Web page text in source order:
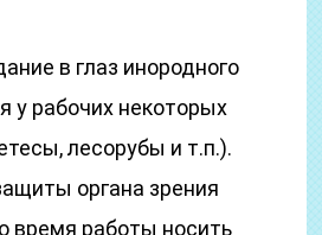
в глаз инородного
у рабочих некоторых
лесорубы и т.п.).
органа зрения
время работы носить